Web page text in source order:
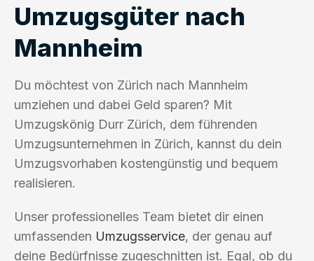
Umzugsgüter nach
Mannheim
Du möchtest von Zürich nach Mannheim
umziehen und dabei Geld sparen? Mit
Umzugskönig Durr Zürich, dem führenden
Umzugsunternehmen in Zürich, kannst du dein
Umzugsvorhaben kostengünstig und bequem
realisieren.
Unser professionelles Team bietet dir einen
umfassenden Umzugsservice, der genau auf
deine Bedürfnisse zugeschnitten ist. Egal, ob du